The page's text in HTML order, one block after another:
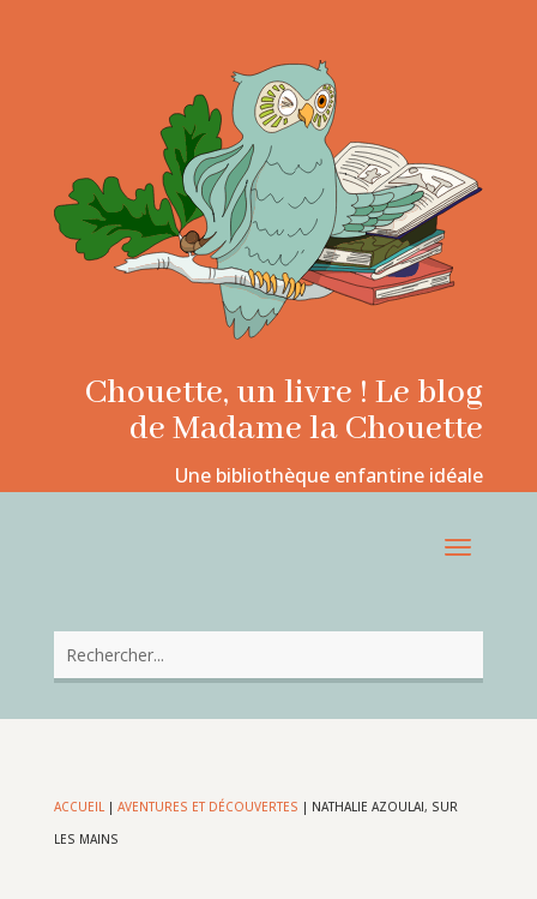
Chouette, un livre ! Le blog
de Madame la Chouette
Une bibliothèque enfantine idéale
ACCUEIL| AVENTURES ET DÉCOUVERTES | NATHALIE AZOULAI, SUR
LES MAINS